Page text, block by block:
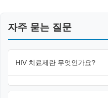
자주 묻는 질문
HIV 치료제란 무엇인가요?